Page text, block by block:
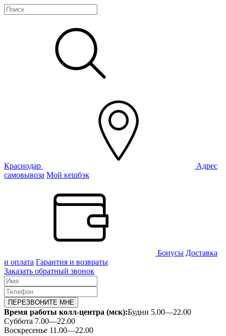
Краснодар
Адрес
самовывоза Мой кешбэк
Бонусы Доставка
и оплата Гарантия и возвраты
Заказать обратный звонок
ПЕРЕЗВОНИТЕ МНЕ
Время работы колл-центра (мск):Будни 5.00—22.00
Суббота 7.00—22.00
Воскресенье 11.00—22.00